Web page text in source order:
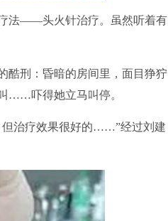
法——头火针治疗。虽然听着有
刑：昏暗的房间里，面目狰狞
……吓得她立马叫停。
治疗效果很好的……”经过刘建